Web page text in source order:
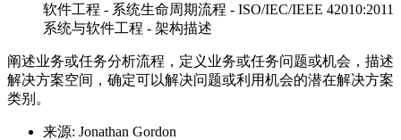
软件工程 - 系统生命周期流程 - ISO/IEC/IEEE 42010:2011
系统与软件工程 - 架构描述
阐述业务或任务分析流程，定义业务或任务问题或机会，描述
解决方案空间，确定可以解决问题或利用机会的潜在解决方案
类别。
来源: Jonathan Gordon